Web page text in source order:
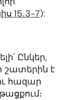
15․3-7):
Ընկեր,
շատերին է
հազար